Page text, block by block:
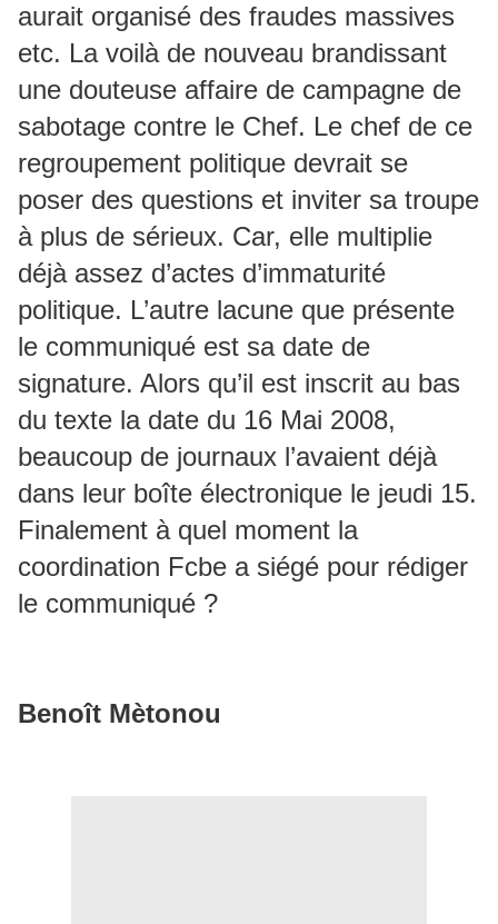
aurait organisé des fraudes massives
etc. La voilà de nouveau brandissant
une douteuse affaire de campagne de
sabotage contre le Chef. Le chef de ce
regroupement politique devrait se
poser des questions et inviter sa troupe
à plus de sérieux. Car, elle multiplie
déjà assez d’actes d’immaturité
politique. L’autre lacune que présente
le communiqué est sa date de
signature. Alors qu’il est inscrit au bas
du texte la date du 16 Mai 2008,
beaucoup de journaux l’avaient déjà
dans leur boîte électronique le jeudi 15.
Finalement à quel moment la
coordination Fcbe a siégé pour rédiger
le communiqué ?
Benoît Mètonou